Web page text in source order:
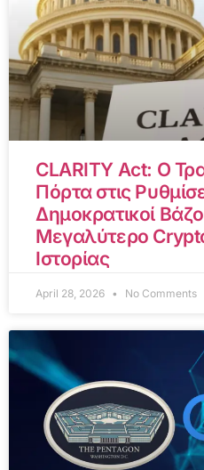
CLARITY Act: Ο
Πόρτα στις
Δημοκρατικοί
Μεγαλύτερο
Ιστορίας
April 28, 2026 No Comments